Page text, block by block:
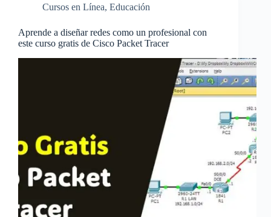
Cursos en Línea, Educación
Aprende a diseñar redes como un profesional con
este curso gratis de Cisco Packet Tracer